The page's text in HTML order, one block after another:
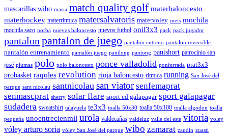
mascarillas wibo masia match quality golf materbaloncesto
materhockey materritmica matersalvatoris matervoley meis mochila
mochila saco norba nuevos baloncesto nuevos futbol onil3x3 pack pack jugador
pantalon pantalon de juego pantalon entreno pantalon reversible
pantalón entrenamiento pantalón juego pantlong pantong pantshort patrocinio san
josé plumas polo polo baloncesto ponce valladolid ponferrada prat3x3
probasket raqoles revolution rioja baloncesto ritmica running San José del
parque sant nicolau santnicolau san viator senfemaprat
senmascprat sherry solar flare sport cd galapagar sport galapagar
sudadera sweatshirt talayuela te3x3 toalla 50x30 toalla 50x100 toalla algodon toalla
pequeña unoentrecienmil urola valdecañas valdeluz valle del este vitoria voley
vóley arturo soria vóley San José del parque wibo zamarat zaudin zuasti